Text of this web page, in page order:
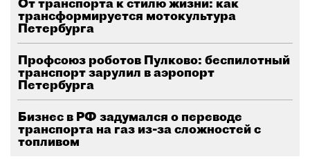
трансформируется мотокультура
Петербурга
Профсоюз роботов Пулково: беспилотный
транспорт зарулил в аэропорт
Петербурга
Бизнес в РФ задумался о переводе
транспорта на газ из-за сложностей с
топливом